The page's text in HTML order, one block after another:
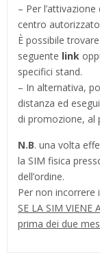
– Per
centro
È possibile
seguente link
specifici stand.
– In alternativa,
distanza ed
di promozione, al
N.B. una volta
la SIM fisica
dell’ordine.
Per non incorrere
SE LA SIM
prima dei due